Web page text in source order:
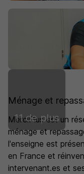
11 de plus
Ménage et
MerciPlus est un
ménage et
l'enseigne est
en France et
intervenant.es et